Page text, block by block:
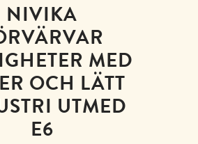
NIVIKA
MED
OCH LÄTT
UTMED
E6